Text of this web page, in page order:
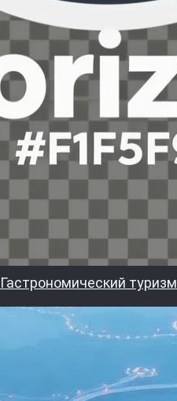
Гастрономический туризм